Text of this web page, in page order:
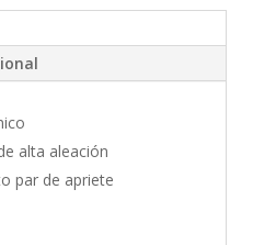
alta aleación
par de apriete